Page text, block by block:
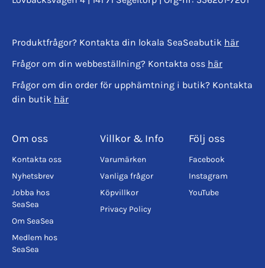
Produktfrågor? Kontakta din lokala SeaSeabutik här
Frågor om din webbeställning? Kontakta oss här
Frågor om din order för upphämtning i butik? Kontakta
din butik här
Om oss
Kontakta oss
Nyhetsbrev
Jobba hos
SeaSea
Om SeaSea
Medlem hos
SeaSea
Villkor & Info
Varumärken
Vanliga frågor
Köpvillkor
Privacy Policy
Följ oss
Facebook
Instagram
YouTube